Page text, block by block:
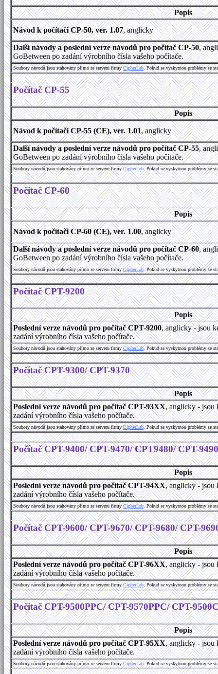
Popis
Návod k počítači CP-50, ver. 1.07, anglicky
Další návody a poslední verze návodů pro počítač CP-50,
GoBetween po zadání výrobního čísla vašeho počítače.
Soubory návodů jsou stahovány přímo ze serveru firmyCipherLab. Pokud se vyskytnou problémy se
Počítač CP-55
Popis
Návod k počítači CP-55 (CE), ver. 1.01, anglicky
Další návody a poslední verze návodů pro počítač CP-55,
GoBetween po zadání výrobního čísla vašeho počítače.
Soubory návodů jsou stahovány přímo ze serveru firmyCipherLab. Pokud se vyskytnou problémy se
Počítač CP-60
Popis
Návod k počítači CP-60 (CE), ver. 1.00, anglicky
Další návody a poslední verze návodů pro počítač CP-60,
GoBetween po zadání výrobního čísla vašeho počítače.
Soubory návodů jsou stahovány přímo ze serveru firmyCipherLab. Pokud se vyskytnou problémy se
Počítač CPT-9200
Popis
Poslední verze návodů pro počítač CPT-9200, anglicky - jsou
zadání výrobního čísla vašeho počítače.
Soubory návodů jsou stahovány přímo ze serveru firmyCipherLab. Pokud se vyskytnou problémy se
Počítač CPT-9300/ CPT-9370
Popis
Poslední verze návodů pro počítač CPT-93XX, anglicky - jsou
zadání výrobního čísla vašeho počítače.
Soubory návodů jsou stahovány přímo ze serveru firmyCipherLab. Pokud se vyskytnou problémy se
Počítač CPT-9400/ CPT-9470/ CPT9480/ CPT-9490
Popis
Poslední verze návodů pro počítač CPT-94XX, anglicky - jsou
zadání výrobního čísla vašeho počítače.
Soubory návodů jsou stahovány přímo ze serveru firmyCipherLab. Pokud se vyskytnou problémy se
Počítač CPT-9600/ CPT-9670/ CPT-9680/ CPT-
Popis
Poslední verze návodů pro počítač CPT-96XX, anglicky - jsou
zadání výrobního čísla vašeho počítače.
Soubory návodů jsou stahovány přímo ze serveru firmyCipherLab. Pokud se vyskytnou problémy se
Počítač CPT-9500PPC/ CPT-9570PPC/ CPT-
Popis
Poslední verze návodů pro počítač CPT-95XX, anglicky - jsou
zadání výrobního čísla vašeho počítače.
Soubory návodů jsou stahovány přímo ze serveru firmyCipherLab. Pokud se vyskytnou problémy se